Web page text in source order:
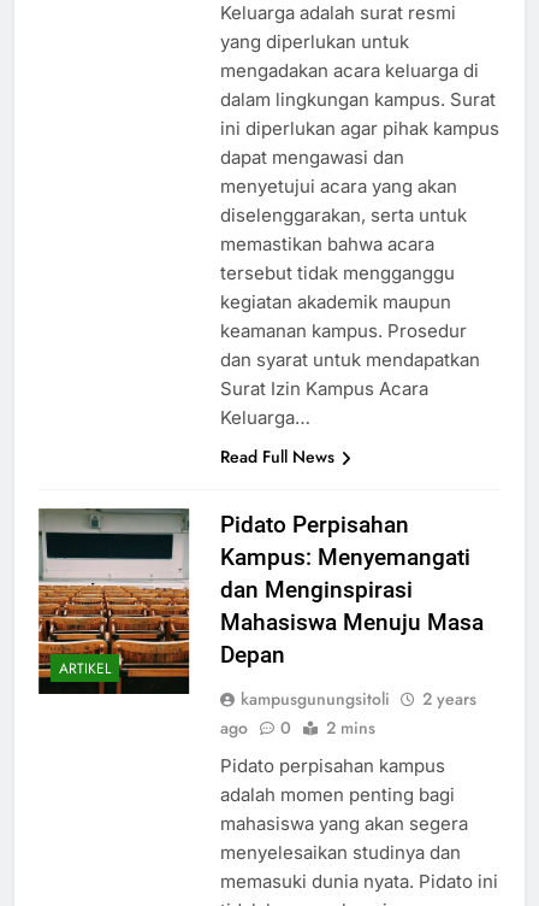
Keluarga adalah surat resmi
yang diperlukan untuk
mengadakan acara keluarga di
dalam lingkungan kampus. Surat
ini diperlukan agar pihak kampus
dapat mengawasi dan
menyetujui acara yang akan
diselenggarakan, serta untuk
memastikan bahwa acara
tersebut tidak mengganggu
kegiatan akademik maupun
keamanan kampus. Prosedur
dan syarat untuk mendapatkan
Surat Izin Kampus Acara
Keluarga…
Read Full News
ARTIKEL
Pidato Perpisahan
Kampus: Menyemangati
dan Menginspirasi
Mahasiswa Menuju Masa
Depan
kampusgunungsitoli
2 years
ago
0 2 mins
Pidato perpisahan kampus
adalah momen penting bagi
mahasiswa yang akan segera
menyelesaikan studinya dan
memasuki dunia nyata. Pidato ini